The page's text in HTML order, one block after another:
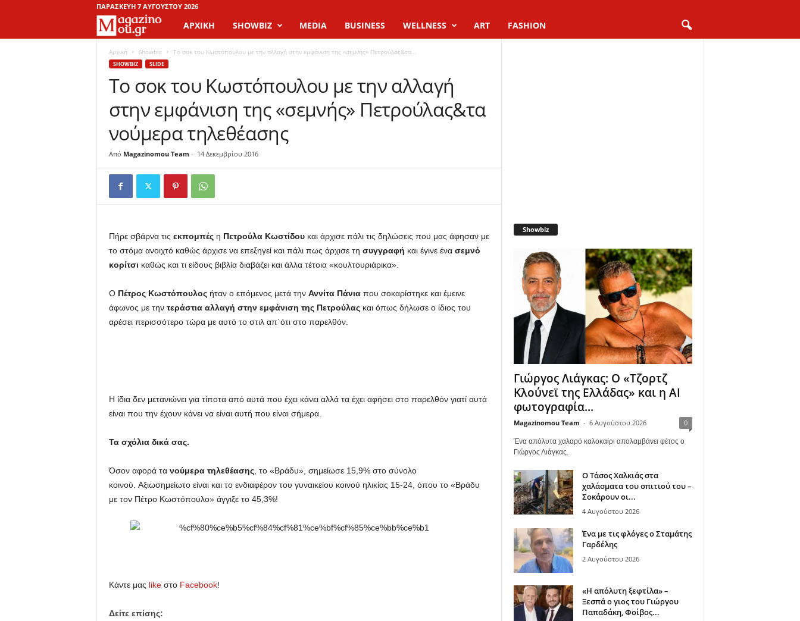
ΠΑΡΑΣΚΕΥΉ 7 ΑΥΓΟΎΣΤΟΥ 2026
a
z
i
n
M
ΑΡΧΙΚΉ SHOWBIZ MEDIA BUSINESS WELLNESS ART FASHION
Αρχική Showbiz Το σοκ του Κωστόπουλου με την αλλαγή στην εμφάνιση της «σεμνής» Πετρούλας&τα...
SHOWBIZ SLIDE
Το σοκ του Κωστόπουλου με την αλλαγή
στην εμφάνιση της «σεμνής» Πετρούλας&τα
νούμερα τηλεθέασης
Από Magazinomou Team - 14 Δεκεμβρίου 2016
Πήρε σβάρνα τις εκπομπέςη Πετρούλα Κωστίδουκαι άρχισε πάλι τις δηλώσεις που μας άφησαν με
το στόμα ανοιχτό καθώς άρχισε να επεξηγεί και πάλι πως άρχισε τη συγγραφή και έγινε ένα σεμνό
κορίτσι καθώς και τι είδους βιβλία διαβάζει και άλλα τέτοια «κουλτουριάρικα».
Ο Πέτρος Κωστόπουλοςήταν ο επόμενος μετά την Αννίτα Πάνιαπου σοκαρίστηκε και έμεινε
άφωνος με την τεράστια αλλαγή στην εμφάνιση της Πετρούλαςκαι όπως δήλωσε ο ίδιος του
αρέσει περισσότερο τώρα με αυτό το στιλ απ΄ότι στο παρελθόν.
Η ίδια δεν μετανιώνει για τίποτα από αυτά που έχει κάνει αλλά τα έχει αφήσει στο παρελθόν γιατί αυτά
είναι που την έχουν κάνει να είναι αυτή που είναι σήμερα.
Τα σχόλια δικά σας.
Όσον αφορά τα νούμερα τηλεθέασης, το «Βράδυ», σημείωσε 15,9% στο σύνολο
κοινού. Αξιωσημείωτο είναι και το ενδιαφέρον του γυναικείου κοινού ηλικίας 15-24, όπου το «Βράδυ
με τον Πέτρο Κωστόπουλο» άγγιξε το 45,3%!
Κάντε μας like στο Facebook!
Δείτε επίσης:
Showbiz
Γιώργος Λιάγκας: Ο «Τζορτζ
Κλούνεϊ της Ελλάδας» και η AI
φωτογραφία...
Magazinomou Team - 6 Αυγούστου 2026 0
Ένα απόλυτα χαλαρό καλοκαίρι απολαμβάνει φέτος ο
Γιώργος Λιάγκας.
Ο Τάσος Χαλκιάς στα
χαλάσματα του σπιτιού του –
Σοκάρουν οι...
4 Αυγούστου 2026
Ένα με τις φλόγες ο Σταμάτης
Γαρδέλης
2 Αυγούστου 2026
«Η απόλυτη ξεφτίλα» –
Ξεσπά ο γιος του Γιώργου
Παπαδάκη, Φοίβος...